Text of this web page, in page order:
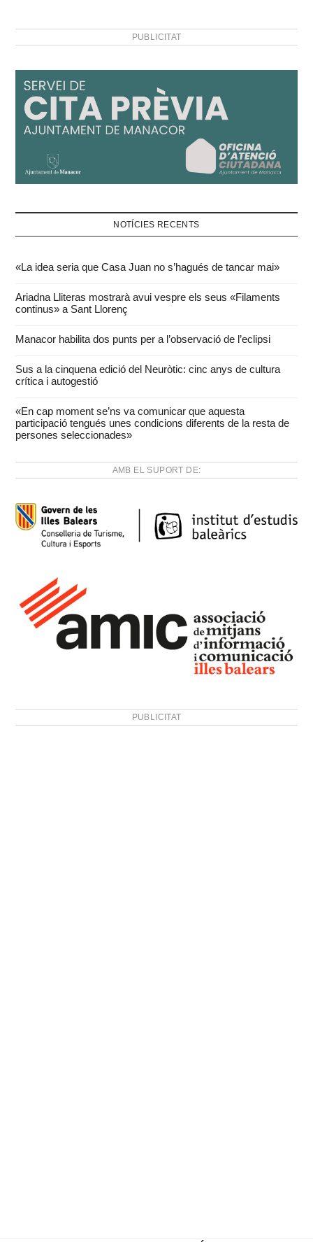
PUBLICITAT
NOTÍCIES RECENTS
«La idea seria que Casa Juan no s’hagués de tancar mai»
Ariadna Lliteras mostrarà avui vespre els seus «Filaments
continus» a Sant Llorenç
Manacor habilita dos punts per a l’observació de l’eclipsi
Sus a la cinquena edició del Neuròtic: cinc anys de cultura
crítica i autogestió
«En cap moment se’ns va comunicar que aquesta
participació tengués unes condicions diferents de la resta de
persones seleccionades»
AMB EL SUPORT DE:
PUBLICITAT